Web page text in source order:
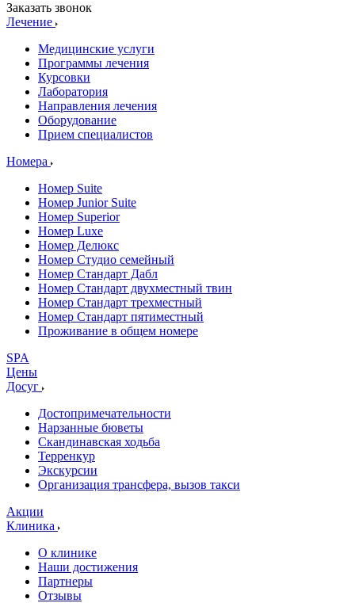
Заказать звонок
Лечение
Медицинские услуги
Программы лечения
Курсовки
Лаборатория
Направления лечения
Оборудование
Прием специалистов
Номера
Номер Suite
Номер Junior Suite
Номер Superior
Номер Luxe
Номер Делюкс
Номер Студио семейный
Номер Стандарт Дабл
Номер Стандарт двухместный твин
Номер Стандарт трехместный
Номер Стандарт пятиместный
Проживание в общем номере
SPA
Цены
Досуг
Достопримечательности
Нарзанные бюветы
Скандинавская ходьба
Терренкур
Экскурсии
Организация трансфера, вызов такси
Акции
Клиника
О клинике
Наши достижения
Партнеры
Отзывы